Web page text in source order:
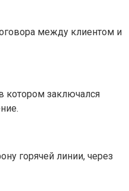
между клиентом и
котором заключался
горячей линии, через